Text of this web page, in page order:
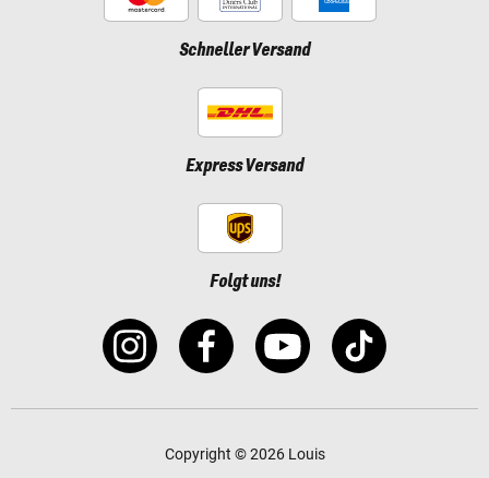
Schneller Versand
Express Versand
Folgt uns!
Copyright © 2026 Louis